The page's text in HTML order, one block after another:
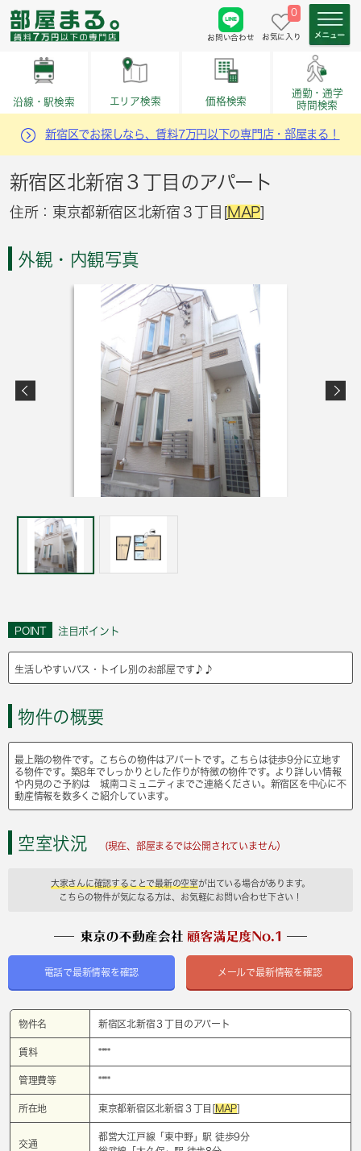
お問い合わせ
0
お気に入り
沿線・駅検索 エリア検索 価格検索
通勤・通学
時間検索
新宿区でお探しなら、賃料7万円以下の専門店・部屋まる！
新宿区北新宿３丁目のアパート
住所：東京都新宿区北新宿３丁目[MAP]
外観・内観写真
POINT 注目ポイント
生活しやすいバス・トイレ別のお部屋です♪♪
物件の概要
最上階の物件です。こちらの物件はアパートです。こちらは徒歩9分に立地す
る物件です。築8年でしっかりとした作りが特徴の物件です。より詳しい情報
や内見のご予約は 城南コミュニティまでご連絡ください。新宿区を中心に不
動産情報を数多くご紹介しています。
空室状況 (現在、部屋まるでは公開されていません）
大家さんに確認することで最新の空室が出ている場合があります。
こちらの物件が気になる方は、お気軽にお問い合わせ下さい！
電話で最新情報を確認 メールで最新情報を確認
物件名 新宿区北新宿３丁目のアパート
賃料 ****
管理費等 ****
所在地 東京都新宿区北新宿３丁目[MAP]
交通
都営大江戸線「東中野」駅 徒歩9分